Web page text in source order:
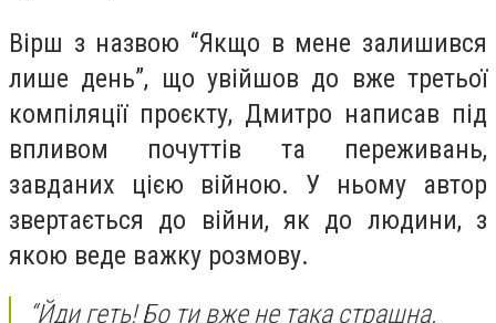
Вірш з назвою “Якщо в мене залишився
лише день”, що увійшов до вже третьої
компіляції проєкту, Дмитро написав під
впливом почуттів та переживань,
завданих цією війною. У ньому автор
звертається до війни, як до людини, з
якою веде важку розмову.
“Йди геть! Бо ти вже не така страшна.